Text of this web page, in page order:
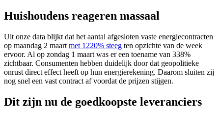
Huishoudens reageren massaal
Uit onze data blijkt dat het aantal afgesloten vaste energiecontracten
op maandag 2 maart met 1220% steeg ten opzichte van de week
ervoor. Al op zondag 1 maart was er een toename van 338%
zichtbaar. Consumenten hebben duidelijk door dat geopolitieke
onrust direct effect heeft op hun energierekening. Daarom sluiten zij
nog snel een vast contract af voordat de prijzen stijgen.
Dit zijn nu de goedkoopste leveranciers